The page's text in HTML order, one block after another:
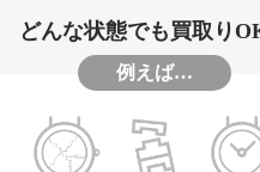
どんな状態でも買取り
例えば…